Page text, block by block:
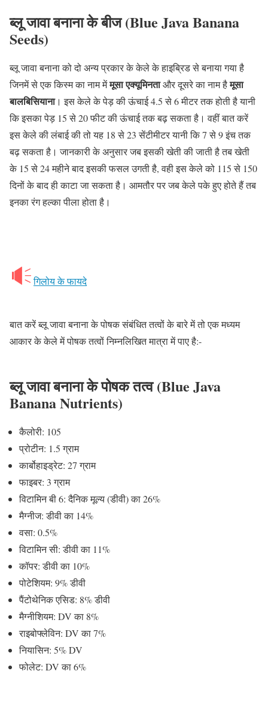
ब्लू जावा बनाना के बीज (Blue Java Banana
Seeds)
ब्लू जावा बनाना को दो अन्य प्रकार के केले के हाइब्रिड से बनाया गया है
जिनमें से एक किस्म का नाम मेंमूसा एक्यूमिनताऔर दूसरे का नाम हैमूसा
बालबिसियाना। इस केले के पेड़ की ऊंचाई 4.5 से 6 मीटर तक होती है यानी
कि इसका पेड़ 15 से 20 फीट की ऊंचाई तक बढ़ सकता है। वहीं बात करें
इस केले की लंबाई की तो यह 18 से 23 सेंटीमीटर यानी कि 7 से 9 इंच तक
बढ़ सकता है। जानकारी के अनुसार जब इसकी खेती की जाती है तब खेती
के 15 से 24 महीने बाद इसकी फसल उगती है, वही इस केले को 115 से 150
दिनों के बाद ही काटा जा सकता है। आमतौर पर जब केले पके हुए होते हैं तब
इनका रंग हल्का पीला होता है।
गिलोय के फायदे
बात करें ब्लू जावा बनाना के पोषक संबंधित तत्वों के बारे में तो एक मध्यम
आकार के केले में पोषक तत्वों निम्नलिखित मात्रा में पाए है:-
ब्लू जावा बनाना के पोषक तत्व (Blue Java
Banana Nutrients)
कैलोरी: 105
प्रोटीन: 1.5 ग्राम
कार्बोहाइड्रेट: 27 ग्राम
फाइबर: 3 ग्राम
विटामिन बी 6: दैनिक मूल्य (डीवी) का 26%
मैग्नीज: डीवी का 14%
वसा: 0.5%
विटामिन सी: डीवी का 11%
कॉपर: डीवी का 10%
पोटेशियम: 9% डीवी
पैंटोथेनिक एसिड: 8% डीवी
मैग्नीशियम: DV का 8%
राइबोफ्लेविन: DV का 7%
नियासिन: 5% DV
फोलेट: DV का 6%